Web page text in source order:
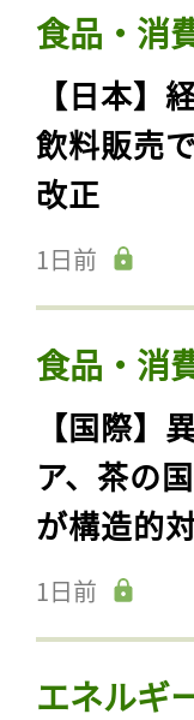
食品・消
【日本】
飲料販売
改正
1日前
食品・消
【国際】
ア、茶の
が構造的
1日前
エネルギ